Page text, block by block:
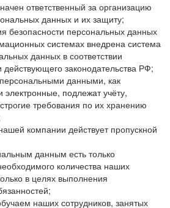
ответственный за организацию
данных и их защиту;
безопасности персональных данных
системах внедрена система
данных в соответствии
законодательства РФ;
данными, как
подлежат учёту,
требования по их хранению
компании действует пропускной
данным есть только
количества наших
в целях выполнения
наших сотрудников, занятых